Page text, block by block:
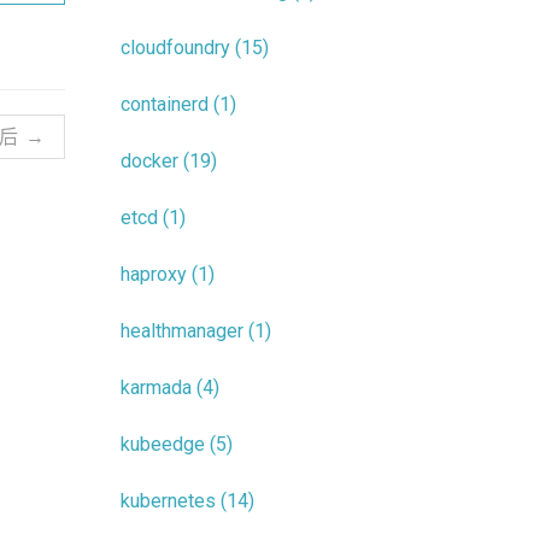
→
cloudfoundry (15)
containerd (1)
docker (19)
etcd (1)
haproxy (1)
healthmanager (1)
karmada (4)
kubeedge (5)
kubernetes (14)